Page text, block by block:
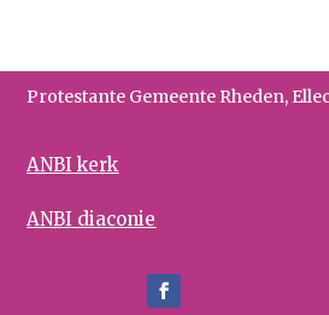
Protestante Gemeente Rheden,
ANBI kerk
ANBI diaconie